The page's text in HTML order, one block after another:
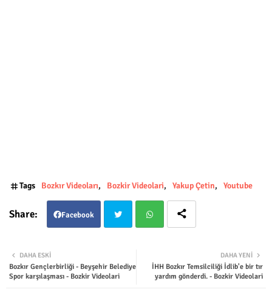
Tags Bozkır Videoları Bozkir Videolari Yakup Çetin Youtube
Facebook
ter tsap
DAHA YENI
İHH Bozkır Temsilciliği İdlib'e bir tır
yardım gönderdi. - Bozkir Videolari
DAHA ESKI
Bozkır Gençlerbirliği - Beyşehir Belediye
Spor karşılaşması - Bozkir Videolari